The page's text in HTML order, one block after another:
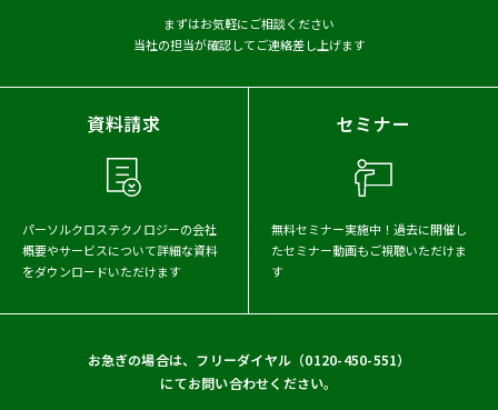
2023年
2021年
2020年
2017年
まずはお気軽にご相談ください
当社の担当が確認してご連絡差し上げます
資料請求
パーソルクロステクノロジーの会社
概要やサービスについて詳細な資料
をダウンロードいただけます
セミナー
無料セミナー実施中！ 過去に開催し
たセミナー動画もご視聴いただけま
す
お急ぎの場合は、フリーダイヤル（0120-450-551）
にてお問い合わせください。